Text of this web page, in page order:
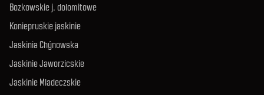
Bozkowskie j. dolomitowe
Koniepruskie jaskinie
Jaskinia Chýnowska
Jaskinie Jaworzicskie
Jaskinie Mladeczskie